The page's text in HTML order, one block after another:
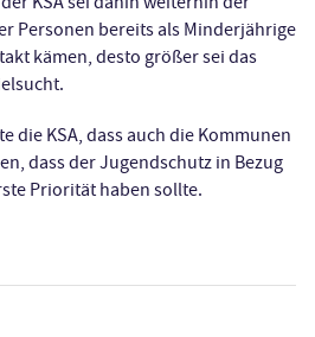
Personen bereits als Minderjährige
kämen, desto größer sei das
die KSA, dass auch die Kommunen
dass der Jugendschutz in Bezug
Priorität haben sollte.